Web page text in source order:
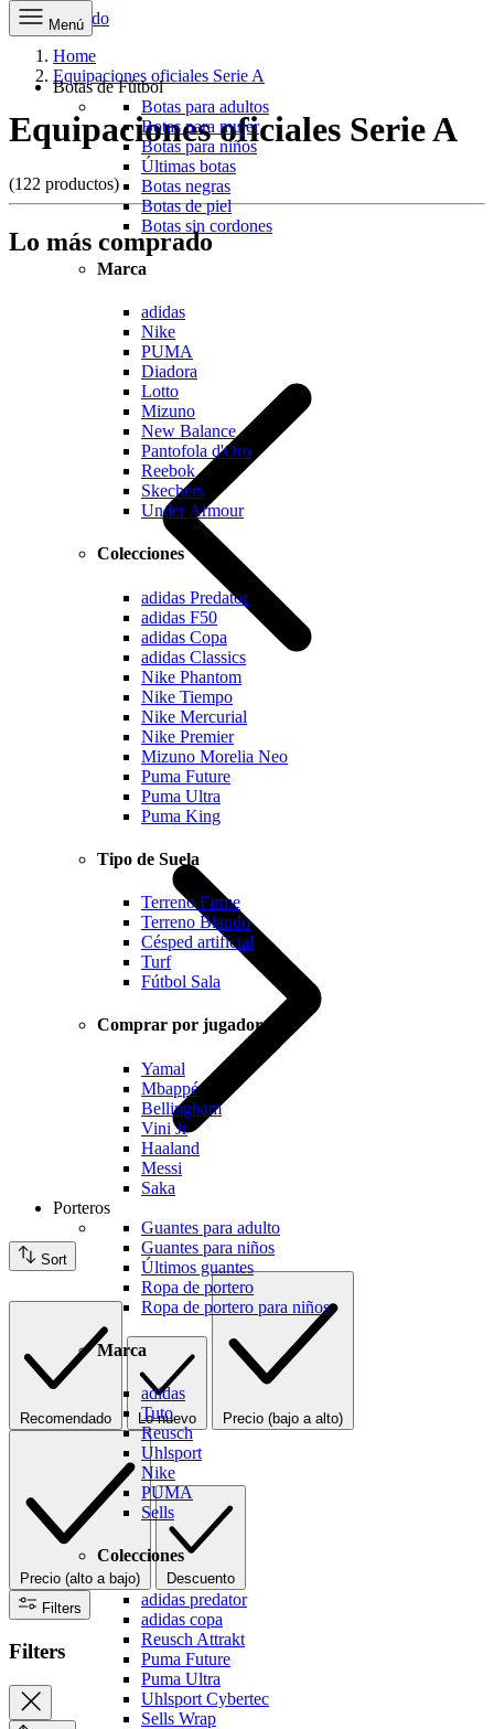
Ir al contenido
Menú
Botas de Fútbol
Botas para adultos
Botas para mujer
Botas para niños
Últimas botas
Botas negras
Botas de piel
Botas sin cordones
Marca
adidas
Nike
PUMA
Diadora
Lotto
Mizuno
New Balance
Pantofola d'Oro
Reebok
Skechers
Under Armour
Colecciones
adidas Predator
adidas F50
adidas Copa
adidas Classics
Nike Phantom
Nike Tiempo
Nike Mercurial
Nike Premier
Mizuno Morelia Neo
Puma Future
Puma Ultra
Puma King
Tipo de Suela
Terreno Firme
Terreno Blando
Césped artificial
Turf
Fútbol Sala
Comprar por jugador
Yamal
Mbappé
Bellingham
Vini Jr
Haaland
Messi
Saka
Porteros
Guantes para adulto
Guantes para niños
Últimos guantes
Ropa de portero
Ropa de portero para niños
Marca
adidas
Tuto
Reusch
Uhlsport
Nike
PUMA
Sells
Colecciones
adidas predator
adidas copa
Reusch Attrakt
Puma Future
Puma Ultra
Uhlsport Cybertec
Sells Wrap
Home
Equipaciones oficiales Serie A
Equipaciones oficiales Serie A
(122 productos)
Lo más comprado
Sort
Recomendado Lo nuevo Precio (bajo a alto)
Precio (alto a bajo)
Descuento
Filters
Filters